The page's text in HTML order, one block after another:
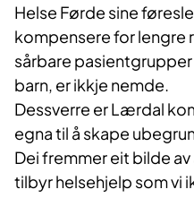
Helse Førde sine
kompensere for
sårbare
barn, er ikkje nemde.
Dessverre er Lærdal
egna til å skape
Dei fremmer eit bilde
tilbyr helsehjelp som vi